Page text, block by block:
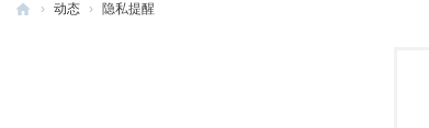
› 动态 › 隐私提醒